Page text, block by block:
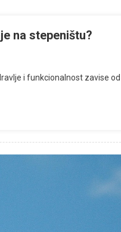
na stepeništu?
i funkcionalnost zavise